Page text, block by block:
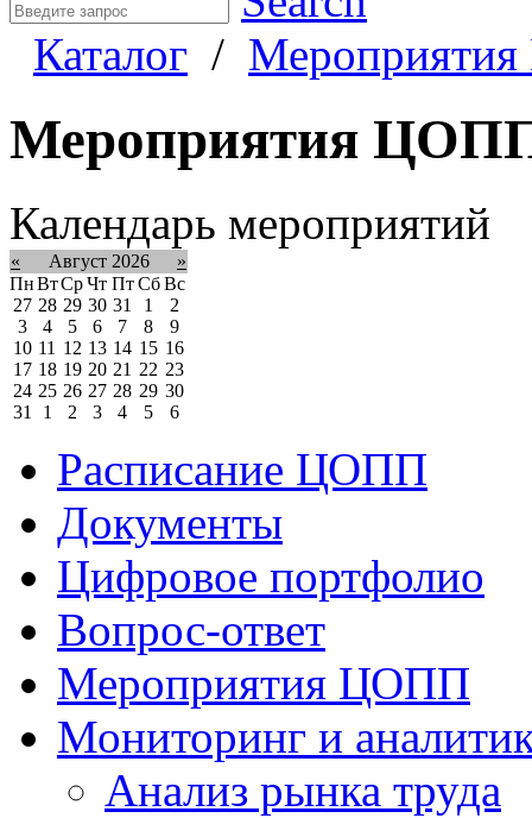
Каталог /
Мероприятия
Календарь мероприятий
« Август 2026
»
ПнВтСрЧт Пт Сб Вс
27 28 29 30 31 1
2
3
4 5 6 7 8
9
10 11 12 13 14 15 16
17 18 19 20 21 22 23
24 25 26 27 28 29 30
31
1 2 3 4 5 6
Расписание ЦОПП
Документы
Цифровое портфолио
Вопрос-ответ
Мероприятия ЦОПП
Мониторинг и
Анализ рынка труда